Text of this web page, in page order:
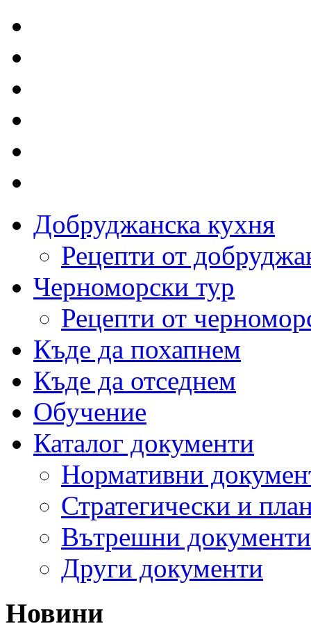
Добруджанска кухня
Рецепти от
Черноморски тур
Рецепти от
Къде да похапнем
Къде да отседнем
Обучение
Каталог документи
Нормативни
Стратегически и
Вътрешни документи
Други документи
Новини